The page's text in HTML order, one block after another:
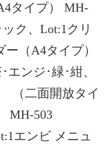
タイプ） MH-
ク、Lot:1クリ
（A4タイプ）
エンジ･緑･紺、
（二面開放タイ
MH-503
エンビ メニュ